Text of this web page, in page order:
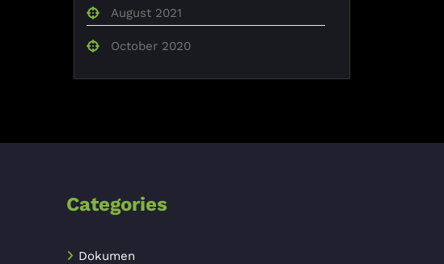
August 2021
October 2020
Categories
Dokumen